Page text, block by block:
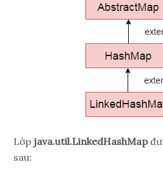
Lớp java.util.LinkedHashMap
sau: